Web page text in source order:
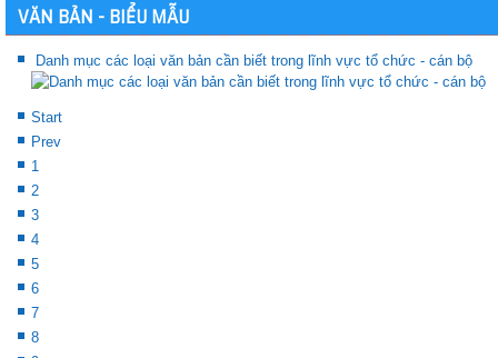
VĂN BẢN - BIỂU MẪU
Danh mục các loại văn bản cần biết trong lĩnh vực tổ chức - cán bộ
Start
Prev
1
2
3
4
5
6
7
8